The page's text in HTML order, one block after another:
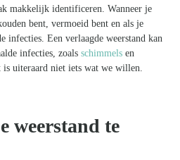
makkelijk identificeren. Wanneer je
bent, vermoeid bent en als je
infecties. Een verlaagde weerstand kan
infecties, zoals schimmels en
uiteraard niet iets wat we willen.
weerstand te